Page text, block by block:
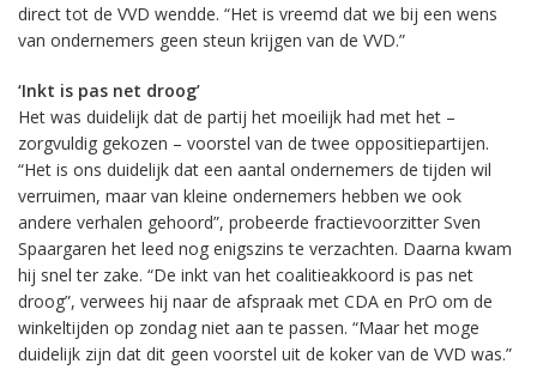
direct tot de VVD wendde. “Het is vreemd dat we bij een wens
van ondernemers geen steun krijgen van de VVD.”
‘Inkt is pas net droog’
Het was duidelijk dat de partij het moeilijk had met het –
zorgvuldig gekozen – voorstel van de twee oppositiepartijen.
“Het is ons duidelijk dat een aantal ondernemers de tijden wil
verruimen, maar van kleine ondernemers hebben we ook
andere verhalen gehoord”, probeerde fractievoorzitter Sven
Spaargaren het leed nog enigszins te verzachten. Daarna kwam
hij snel ter zake. “De inkt van het coalitieakkoord is pas net
droog”, verwees hij naar de afspraak met CDA en PrO om de
winkeltijden op zondag niet aan te passen. “Maar het moge
duidelijk zijn dat dit geen voorstel uit de koker van de VVD was.”